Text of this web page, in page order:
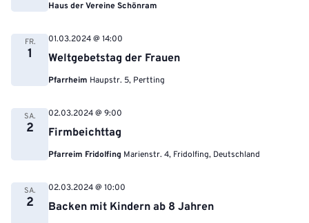
Haus der Vereine Schönram
FR.
1 Weltgebetstag der Frauen
01.03.2024 @ 14:00
Pfarrheim Haupstr. 5, Pertting
SA.
2 Firmbeichttag
02.03.2024 @ 9:00
Pfarreim Fridolfing Marienstr. 4, Fridolfing, Deutschland
SA.
2 Backen mit Kindern ab 8 Jahren
02.03.2024 @ 10:00